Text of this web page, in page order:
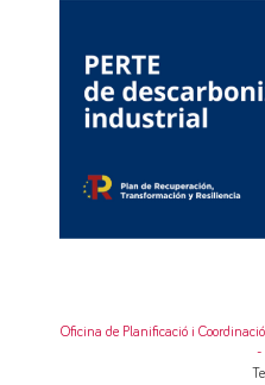
Oficina de Planificació i
-